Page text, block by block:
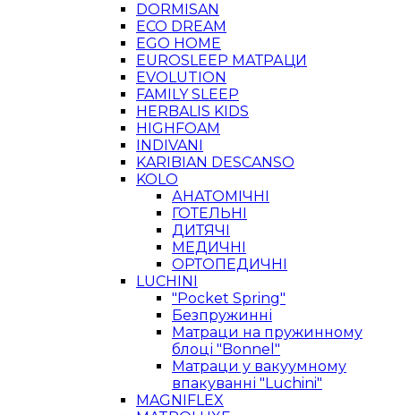
DORMISAN
ECO DREAM
EGO HOME
EUROSLEEP МАТРАЦИ
EVOLUTION
FAMILY SLEEP
HERBALIS KIDS
HIGHFOAM
INDIVANI
KARIBIAN DESCANSO
KOLO
АНАТОМІЧНІ
ГОТЕЛЬНІ
ДИТЯЧІ
МЕДИЧНІ
ОРТОПЕДИЧНІ
LUCHINI
"Pocket Spring"
Безпружинні
Матраци на пружинному
блоці "Bonnel"
Матраци у вакуумному
впакуванні "Luchini"
MAGNIFLEX